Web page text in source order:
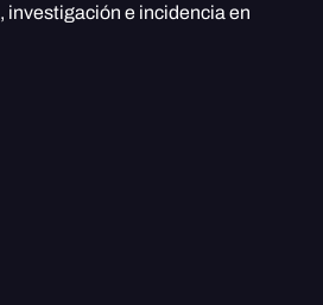
investigación e incidencia en